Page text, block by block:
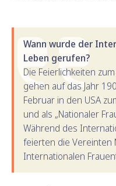
Wann wurde der
Leben gerufen?
Die Feierlichkeiten
gehen auf das Jahr
Februar in den USA
und als „Nationaler
Während des
feierten die Vereinten
Internationalen